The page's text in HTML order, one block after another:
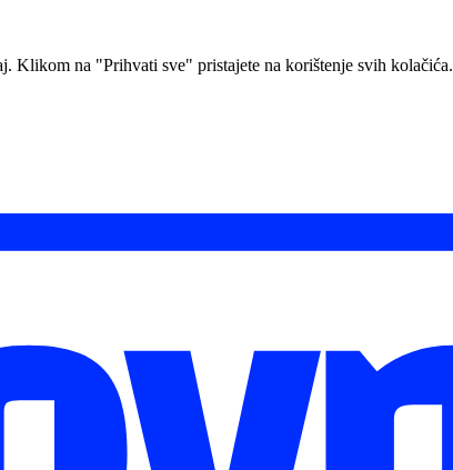
Klikom na "Prihvati sve" pristajete na korištenje svih kolačića.